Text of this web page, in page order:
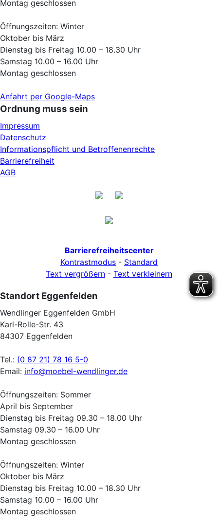
Montag geschlossen
Öffnungszeiten: Winter
Oktober bis März
Dienstag bis Freitag 10.00 – 18.30 Uhr
Samstag 10.00 – 16.00 Uhr
Montag geschlossen
Anfahrt per Google-Maps
Ordnung muss sein
Impressum
Datenschutz
Informationspflicht und Betroffenenrechte
Barrierefreiheit
AGB
Barrierefreiheitscenter
Kontrastmodus - Standard
Text vergrößern - Text verkleinern
Standort Eggenfelden
Wendlinger Eggenfelden GmbH
Karl-Rolle-Str. 43
84307 Eggenfelden
Tel.: (0 87 21) 78 16 5-0
Email: info@moebel-wendlinger.de
Öffnungszeiten: Sommer
April bis September
Dienstag bis Freitag 09.30 – 18.00 Uhr
Samstag 09.30 – 16.00 Uhr
Montag geschlossen
Öffnungszeiten: Winter
Oktober bis März
Dienstag bis Freitag 10.00 – 18.30 Uhr
Samstag 10.00 – 16.00 Uhr
Montag geschlossen